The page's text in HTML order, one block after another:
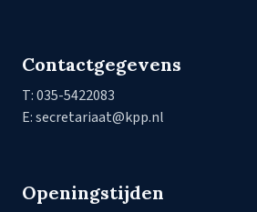
Contactgegevens
T: 035-5422083
E: secretariaat@kpp.nl
Openingstijden